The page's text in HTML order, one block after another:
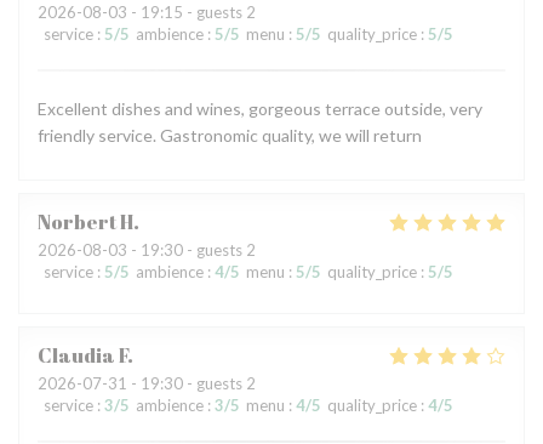
2026-08-03 - 19:15 - guests 2
service : 5/5 ambience : 5/5 menu : 5/5 quality_price : 5/5
Excellent dishes and wines, gorgeous terrace outside, very
friendly service. Gastronomic quality, we will return
NorbertH
2026-08-03 - 19:30 - guests 2
service : 5/5 ambience : 4/5 menu : 5/5 quality_price : 5/5
ClaudiaF
2026-07-31 - 19:30 - guests 2
service : 3/5 ambience : 3/5 menu : 4/5 quality_price : 4/5